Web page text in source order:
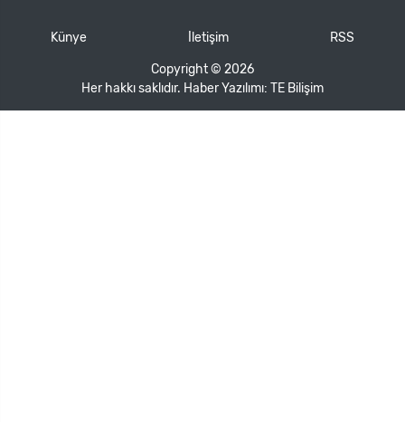
Künye İletişim RSS
Copyright © 2026
Her hakkı saklıdır. Haber Yazılımı: TE Bilişim